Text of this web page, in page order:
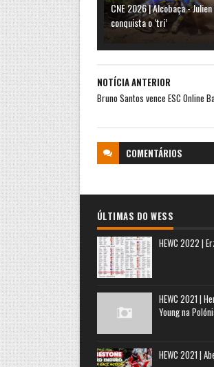
CNE 2026 | Alcobaça -
conquista o ‘tri’
NOTÍCIA ANTERIOR
Bruno Santos vence ESC Online
COMENTÁRIOS
ÚLTIMAS DO WESS
HEWC 2022 |
HEWC 2021 |
Young na
HEWC 2021 |